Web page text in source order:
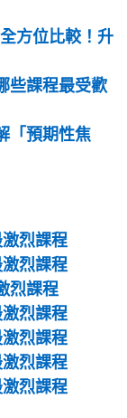
方位比較！升
些課程最受歡
「預期性焦
烈課程
烈課程
烈課程
烈課程
烈課程
烈課程
烈課程